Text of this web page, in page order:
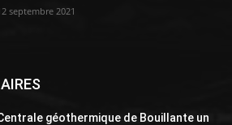
septembre 2021
géothermique de Bouillante un